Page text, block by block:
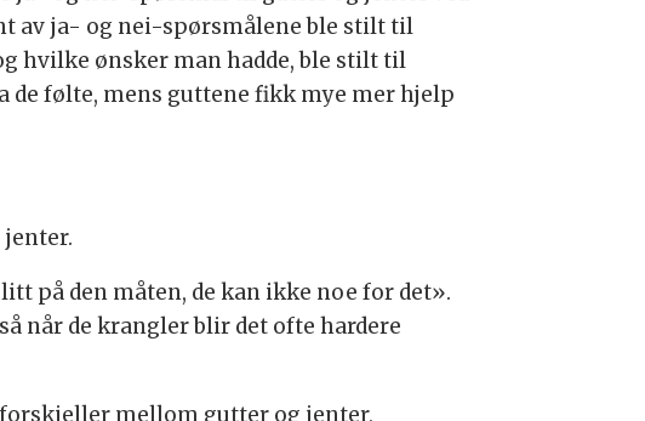
av ja- og nei-spørsmålene ble stilt til
hvilke ønsker man hadde, ble stilt til
de følte, mens guttene fikk mye mer hjelp
på den måten, de kan ikke noe for det».
når de krangler blir det ofte hardere
mellom gutter og jenter,